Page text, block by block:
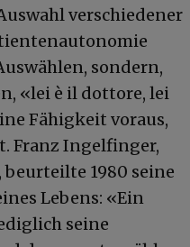
verschiedener
sondern,
«lei è il dottore, lei
Fähigkeit voraus,
Franz Ingelfinger,
1980 seine
Lebens: «Ein
seine